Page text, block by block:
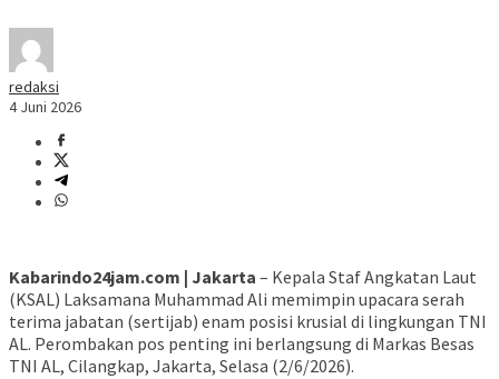
redaksi
4 Juni 2026
Kabarindo24jam.com | Jakarta – Kepala Staf Angkatan Laut
(KSAL) Laksamana Muhammad Ali memimpin upacara serah
terima jabatan (sertijab) enam posisi krusial di lingkungan TNI
AL. Perombakan pos penting ini berlangsung di Markas Besas
TNI AL, Cilangkap, Jakarta, Selasa (2/6/2026).